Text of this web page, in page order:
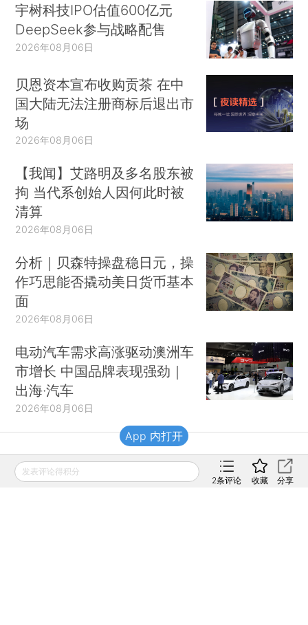
宇树科技IPO估值600亿元
DeepSeek参与战略配售
2026年08月06日
贝恩资本宣布收购贡茶 在中
国大陆无法注册商标后退出市
场
2026年08月06日
【我闻】艾路明及多名股东被
拘 当代系创始人因何此时被
清算
2026年08月06日
分析｜贝森特操盘稳日元，操
作巧思能否撬动美日货币基本
面
2026年08月06日
电动汽车需求高涨驱动澳洲车
市增长 中国品牌表现强劲｜
出海·汽车
2026年08月06日
财新移动
发表评论得积分
2条评论 收藏 分享
App 内打开